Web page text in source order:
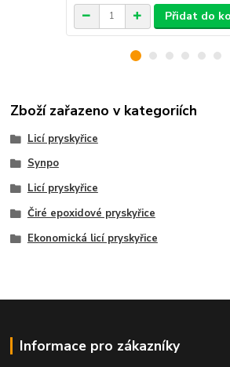
Přidat do
Zboží zařazeno v kategoriích
Licí pryskyřice
Synpo
Licí pryskyřice
Čiré epoxidové pryskyřice
Ekonomická licí pryskyřice
Informace pro zákazníky